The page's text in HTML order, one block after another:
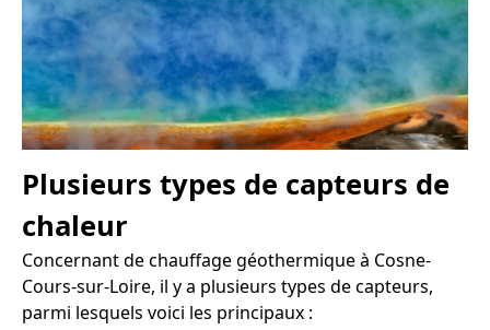
Plusieurs types de capteurs de
chaleur
Concernant de chauffage géothermique à Cosne-
Cours-sur-Loire, il y a plusieurs types de capteurs,
parmi lesquels voici les principaux :